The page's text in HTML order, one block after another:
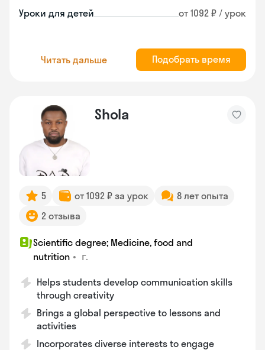
Уроки для детей от 1092 ₽ / урок
Читать дальше Подобрать время
Shola
5 от 1092 ₽ за урок
8 лет опыта
2 отзыва
Scientific degree; Medicine, food and
nutrition • г.
Helps students develop communication skills
through creativity
Brings a global perspective to lessons and
activities
Incorporates diverse interests to engage